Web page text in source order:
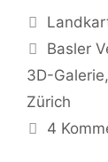
Tags
Basler
3D-Galerie,
Zürich
4